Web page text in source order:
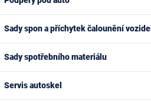
Sady spon a příchytek čalounění vozidel
Sady spotřebního materiálu
Servis autoskel